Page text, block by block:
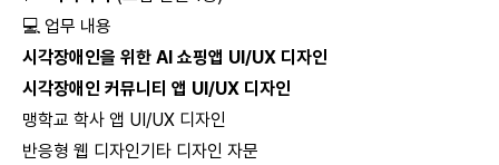
💻 업무 내용
시각장애인을 위한 AI 쇼핑앱 UI/UX 디자인
시각장애인 커뮤니티 앱 UI/UX 디자인
맹학교 학사 앱 UI/UX 디자인
반응형 웹 디자인기타 디자인 자문